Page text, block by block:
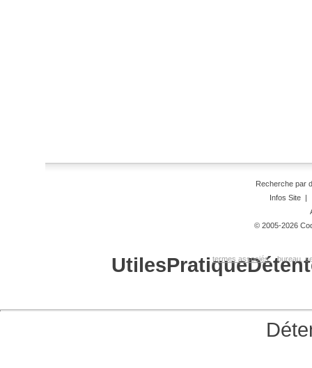
Recherche par
Infos Site|
© 2005-2026
termes associés: bureau,
UtilesPratique